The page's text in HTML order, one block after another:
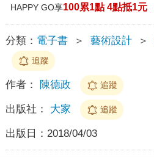
HAPPY GO享100累1點 4點抵1元
分類： 電子書 ＞ 藝術設計 ＞
追蹤
作者： 陳德政 追蹤
出版社： 大家 追蹤
出版日： 2018/04/03